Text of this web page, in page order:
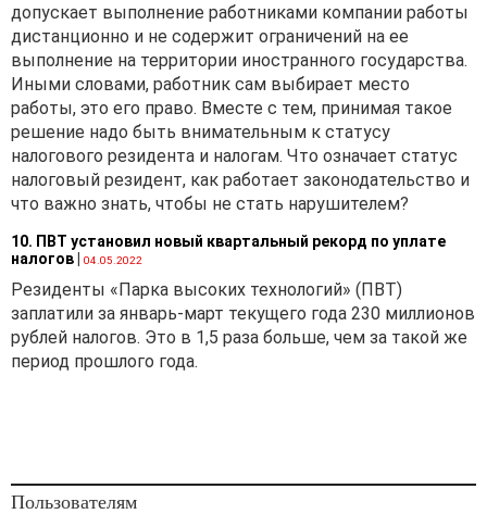
допускает выполнение работниками компании работы
дистанционно и не содержит ограничений на ее
выполнение на территории иностранного государства.
Иными словами, работник сам выбирает место
работы, это его право. Вместе с тем, принимая такое
решение надо быть внимательным к статусу
налогового резидента и налогам. Что означает статус
налоговый резидент, как работает законодательство и
что важно знать, чтобы не стать нарушителем?
10. ПВТ установил новый квартальный рекорд по уплате
налогов
04.05.2022
Резиденты «Парка высоких технологий» (ПВТ)
заплатили за январь-март текущего года 230 миллионов
рублей налогов. Это в 1,5 раза больше, чем за такой же
период прошлого года.
Пользователям